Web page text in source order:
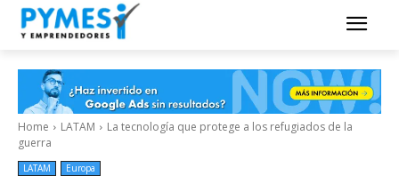
Home LATAM
La tecnología que protege a los refugiados de la
guerra
LATAM Europa